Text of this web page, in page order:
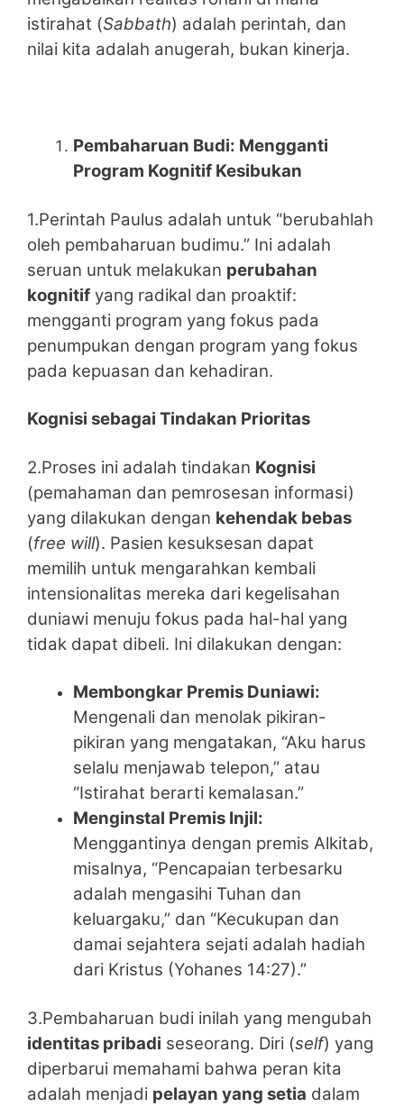
istirahat (Sabbath) adalah perintah, dan
nilai kita adalah anugerah, bukan kinerja.
Pembaharuan Budi: Mengganti
Program Kognitif Kesibukan
1.Perintah Paulus adalah untuk “berubahlah
oleh pembaharuan budimu.” Ini adalah
seruan untuk melakukan perubahan
kognitif yang radikal dan proaktif:
mengganti program yang fokus pada
penumpukan dengan program yang fokus
pada kepuasan dan kehadiran.
Kognisi sebagai Tindakan Prioritas
2.Proses ini adalah tindakan Kognisi
(pemahaman dan pemrosesan informasi)
yang dilakukan dengan kehendak bebas
(free will). Pasien kesuksesan dapat
memilih untuk mengarahkan kembali
intensionalitas mereka dari kegelisahan
duniawi menuju fokus pada hal-hal yang
tidak dapat dibeli. Ini dilakukan dengan:
Membongkar Premis Duniawi:
Mengenali dan menolak pikiran-
pikiran yang mengatakan, “Aku harus
selalu menjawab telepon,” atau
“Istirahat berarti kemalasan.”
Menginstal Premis Injil:
Menggantinya dengan premis Alkitab,
misalnya, “Pencapaian terbesarku
adalah mengasihi Tuhan dan
keluargaku,” dan “Kecukupan dan
damai sejahtera sejati adalah hadiah
dari Kristus (Yohanes 14:27).”
3.Pembaharuan budi inilah yang mengubah
identitas pribadi seseorang. Diri (self) yang
diperbarui memahami bahwa peran kita
adalah menjadi pelayan yang setia dalam